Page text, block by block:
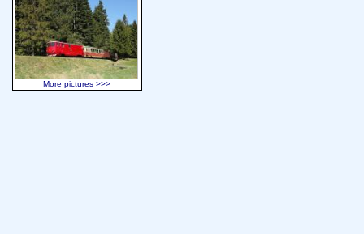
More pictures >>>